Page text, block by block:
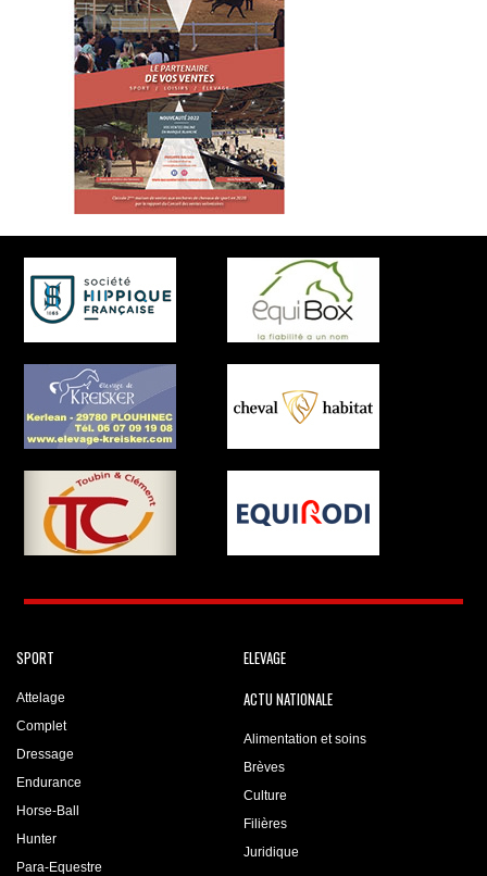
SPORT
Attelage
Complet
Dressage
Endurance
Horse-Ball
Hunter
Para-Equestre
ELEVAGE
ACTU NATIONALE
Alimentation et soins
Brèves
Culture
Filières
Juridique